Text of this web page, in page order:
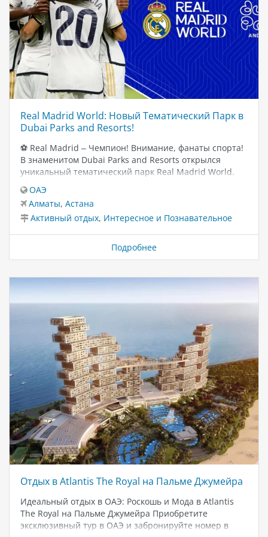
Real Madrid World: Новый Тематический Парк в
Dubai Parks and Resorts!
⚽️ Real Madrid – Чемпион! Внимание, фанаты спорта!
В знаменитом Dubai Parks and Resorts открылся
уникальный тематический парк Real Madrid World.
сможете стать ближе к звездам футбола, узнать
секреты их успеха и почувствовать адреналин от
головокружительных побед. 🎡 Аттракционы в Real
аттракционов: Фабрика Мечты: Полное погружение в
мир футбола. Путь к Победе: Экстремальные
Real Madrid. Hala Madrid Coaster: Оригинальная
деревянная горка, посвященная знаковым победам
команды. 🍱 Рестораны и Еда Парк предлагает
разнообразие еды и напитков: Ресторан Hala Madrid
Кафе Academy Фудтраки и…
ОАЭ
Алматы, Астана
Активный отдых, Интересное и Познавательное
Подробнее
Отдых в Atlantis The Royal на Пальме Джумейра
Идеальный отдых в ОАЭ: Роскошь и Мода в Atlantis
The Royal на Пальме Джумейра Приобретите
эксклюзивный тур в ОАЭ и забронируйте номер в